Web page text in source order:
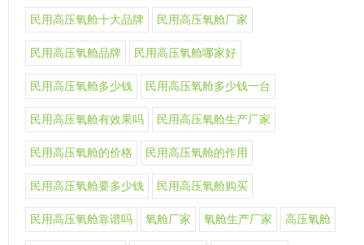
民用高压氧舱十大品牌 民用高压氧舱厂家
民用高压氧舱品牌 民用高压氧舱哪家好
民用高压氧舱多少钱 民用高压氧舱多少钱一台
民用高压氧舱有效果吗 民用高压氧舱生产厂家
民用高压氧舱的价格 民用高压氧舱的作用
民用高压氧舱要多少钱 民用高压氧舱购买
民用高压氧舱靠谱吗 氧舱厂家 氧舱生产厂家 高压氧舱